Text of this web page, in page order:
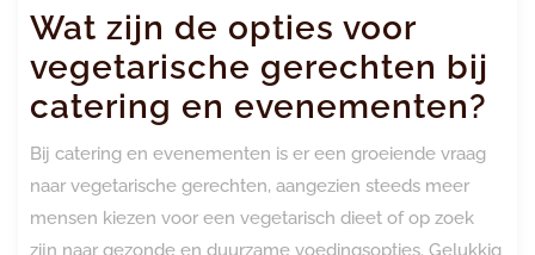
Wat zijn de opties voor
vegetarische gerechten bij
catering en evenementen?
Bij catering en evenementen is er een groeiende vraag
naar vegetarische gerechten, aangezien steeds meer
mensen kiezen voor een vegetarisch dieet of op zoek
zijn naar gezonde en duurzame voedingsopties. Gelukkig